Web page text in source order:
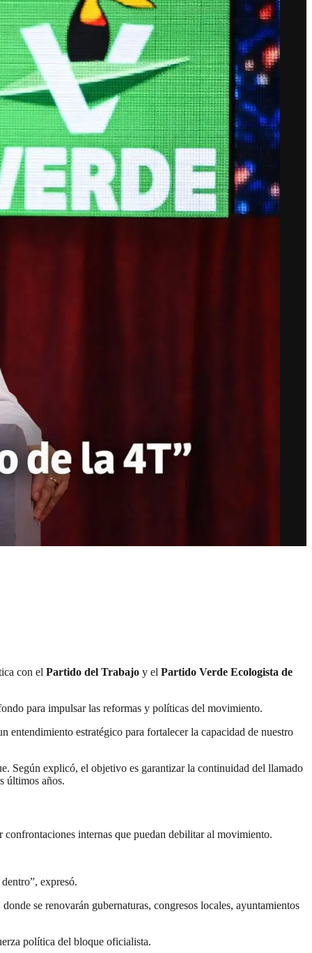
con el Partido del Trabajo y el Partido Verde Ecologista de
para impulsar las reformas y políticas del movimiento.
entendimiento estratégico para fortalecer la capacidad de nuestro
Según explicó, el objetivo es garantizar la continuidad del llamado
últimos años.
confrontaciones internas que puedan debilitar al movimiento.
expresó.
se renovarán gubernaturas, congresos locales, ayuntamientos
política del bloque oficialista.